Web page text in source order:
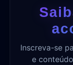
Inscreva-se
e